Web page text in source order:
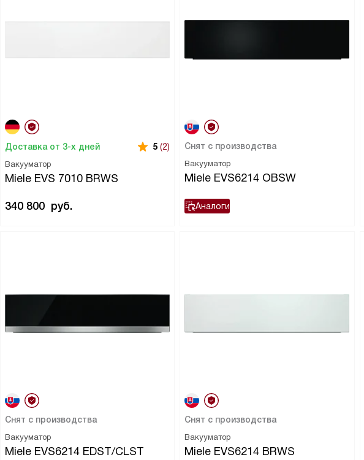
Вакууматор
Miele EVS 7010 BRWS
Доставка от 3-х дней 5 (2)
340 800 руб.
Вакууматор
Miele EVS6214 OBSW
Снят с производства
Аналоги
Вакууматор
Miele EVS6214 EDST/CLST
Снят с производства
Вакууматор
Miele EVS6214 BRWS
Снят с производства